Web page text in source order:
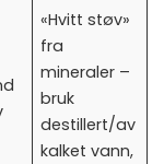
«Hvitt støv»
fra
mineraler –
bruk
destillert/av
kalket vann,